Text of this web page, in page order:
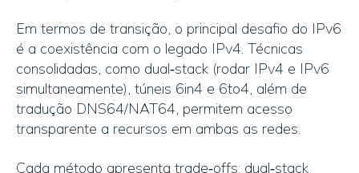
Em termos de transição, o principal desafio do IPv6
é a coexistência com o legado IPv4. Técnicas
consolidadas, como dual‑stack (rodar IPv4 e IPv6
simultaneamente), túneis 6in4 e 6to4, além de
tradução DNS64/NAT64, permitem acesso
transparente a recursos em ambas as redes.
Cada método apresenta trade‑offs: dual‑stack